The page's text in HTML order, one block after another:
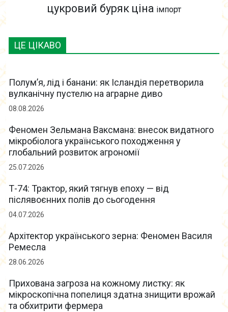
ЦЕ ЦІКАВО
Полум’я, лід і банани: як Ісландія перетворила
вулканічну пустелю на аграрне диво
08.08.2026
Феномен Зельмана Ваксмана: внесок видатного
мікробіолога українського походження у
глобальний розвиток агрономії
25.07.2026
Т-74: Трактор, який тягнув епоху — від
післявоєнних полів до сьогодення
04.07.2026
Архітектор українського зерна: Феномен Василя
Ремесла
28.06.2026
Прихована загроза на кожному листку: як
мікроскопічна попелиця здатна знищити врожай
та обхитрити фермера
цукровий буряк ціна імпорт